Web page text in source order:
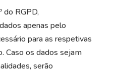
do RGPD,
apenas pelo
para as respetivas
Caso os dados sejam
serão